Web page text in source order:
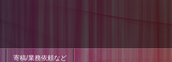
寄稿/業務依頼など